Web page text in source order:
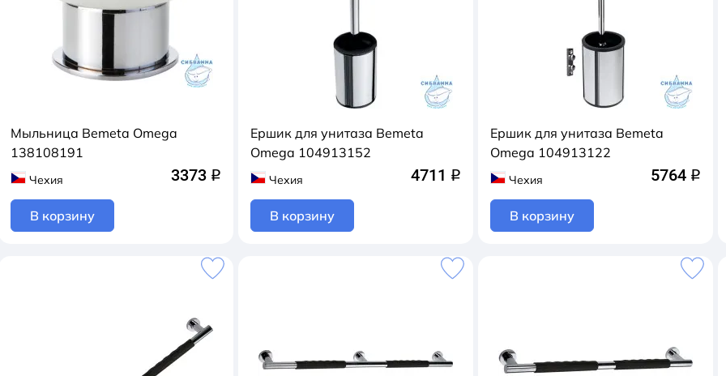
Мыльница Bemeta Omega
138108191
Чехия 3373 q
В корзину
Ершик для унитаза Bemeta
Omega 104913152
Чехия 4711 q
В корзину
Ершик для унитаза Bemeta
Omega 104913122
Чехия 5764 q
В корзину